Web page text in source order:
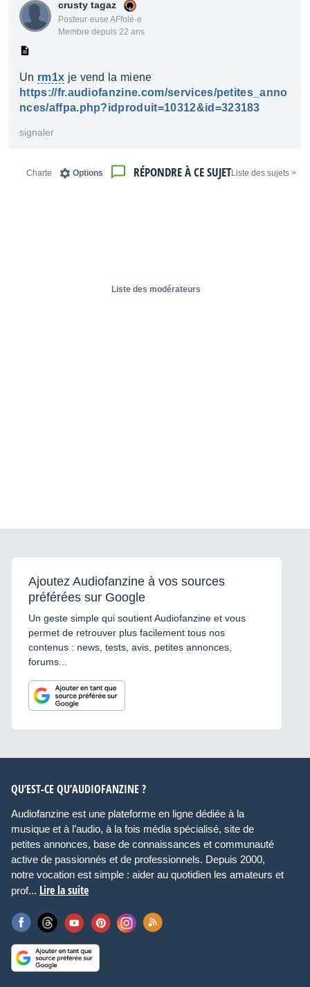
crusty tagaz
Posteur·euse AFfolé·e
Membre depuis 22 ans
Un rm1x je vend la miene
https://fr.audiofanzine.com/services/petites_anno
nces/affpa.php?idproduit=10312&id=323183
signaler
< Liste des sujets
RÉPONDRE À CE SUJET
Options
Charte
Liste des modérateurs
Ajoutez Audiofanzine à vos sources
préférées sur Google
Un geste simple qui soutient Audiofanzine et vous
permet de retrouver plus facilement tous nos
contenus : news, tests, avis, petites annonces,
forums...
QU’EST-CE QU’AUDIOFANZINE ?
Audiofanzine est une plateforme en ligne dédiée à la
musique et à l’audio, à la fois média spécialisé, site de
petites annonces, base de connaissances et communauté
active de passionnés et de professionnels. Depuis 2000,
notre vocation est simple : aider au quotidien les amateurs et
prof... Lire la suite